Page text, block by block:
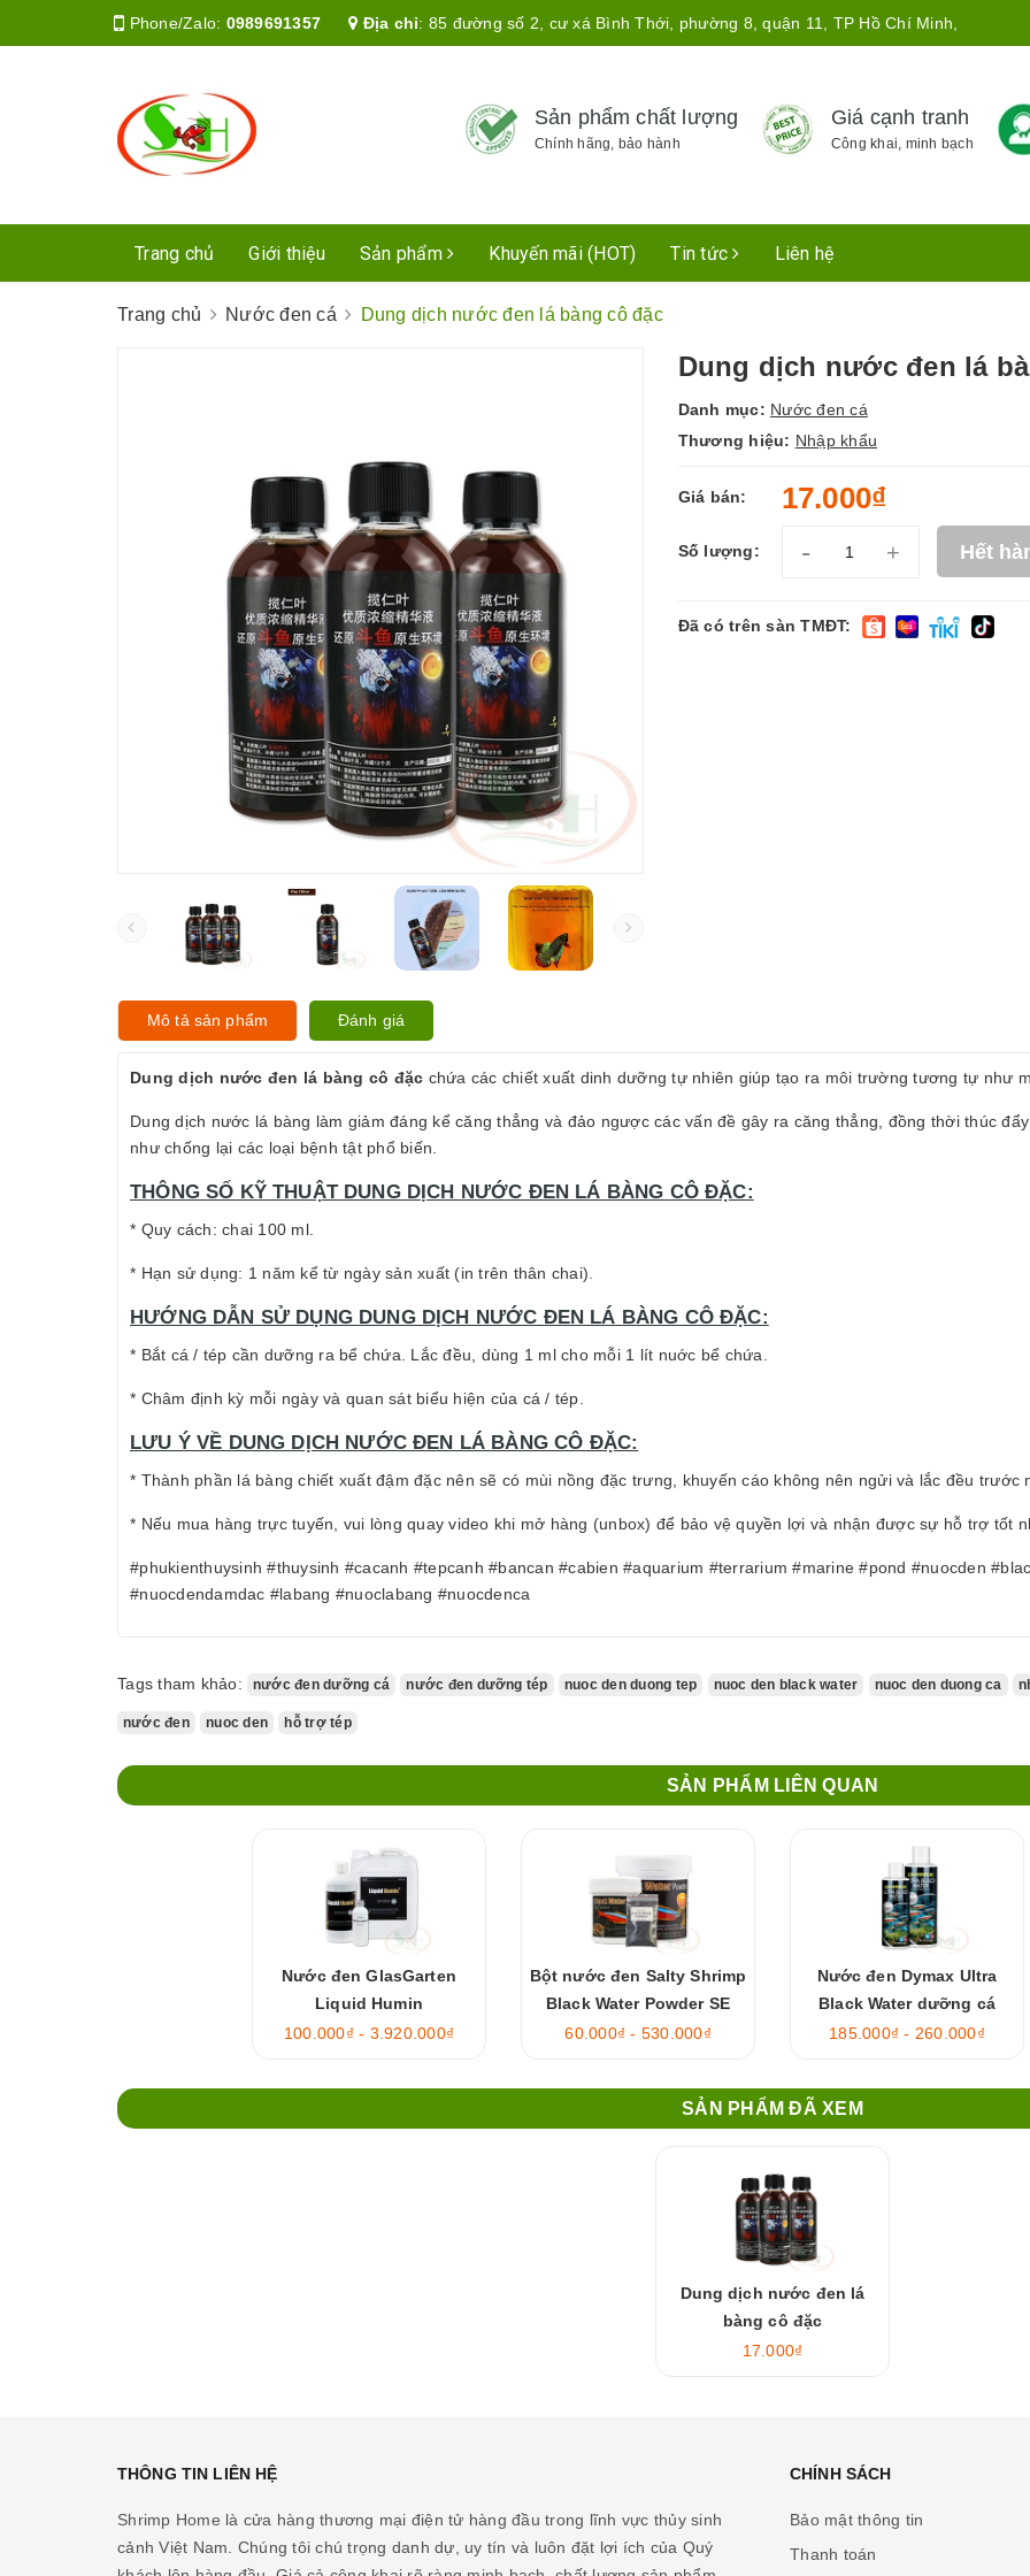
Phone/Zalo: 0989691357 Địa chỉ: 85 đường số 2, cư xá Bình Thới, phường 8, quận 11, TP Hồ Chí Minh,
Sản phẩm chất lượng
Chính hãng, bảo hành
Giá cạnh tranh
Công khai, minh bạch
Trang chủ Giới thiệu Sản phẩm Khuyến mãi (HOT) Tin tức Liên hệ
Trang chủ Nước đen cá Dung dịch nước đen lá bàng cô đặc
Dung dịch nước đen lá
Danh mục: Nước đen cá
Thương hiệu: Nhập khẩu
Giá bán: 17.000₫
Số lượng: - + Hết
Đã có trên sàn TMĐT:
Mô tả sản phẩm Đánh giá
Dung dịch nước đen lá bàng cô đặc chứa các chiết xuất dinh dưỡng tự nhiên giúp tạo ra môi trường tương tự như
Dung dịch nước lá bàng làm giảm đáng kể căng thẳng và đảo ngược các vấn đề gây ra căng thẳng, đồng thời thúc
như chống lại các loại bệnh tật phổ biến.
THÔNG SỐ KỸ THUẬT DUNG DỊCH NƯỚC ĐEN LÁ BÀNG CÔ ĐẶC:
* Quy cách: chai 100 ml.
* Hạn sử dụng: 1 năm kể từ ngày sản xuất (in trên thân chai).
HƯỚNG DẪN SỬ DỤNG DUNG DỊCH NƯỚC ĐEN LÁ BÀNG CÔ ĐẶC:
* Bắt cá / tép cần dưỡng ra bể chứa. Lắc đều, dùng 1 ml cho mỗi 1 lít nuớc bể chứa.
* Châm định kỳ mỗi ngày và quan sát biểu hiện của cá / tép.
LƯU Ý VỀ DUNG DỊCH NƯỚC ĐEN LÁ BÀNG CÔ ĐẶC:
* Thành phần lá bàng chiết xuất đậm đặc nên sẽ có mùi nồng đặc trưng, khuyến cáo không nên ngửi và lắc đều trước
* Nếu mua hàng trực tuyến, vui lòng quay video khi mở hàng (unbox) để bảo vệ quyền lợi và nhận được sự hỗ trợ tốt
#phukienthuysinh #thuysinh #cacanh #tepcanh #bancan #cabien #aquarium #terrarium #marine #pond #nuocden
#nuocdendamdac #labang #nuoclabang #nuocdenca
Tags tham khảo: nước đen dưỡng cá nước đen dưỡng tép nuoc den duong tep nuoc den black water nuoc den duong ca
nước đen nuoc den hỗ trợ tép
SẢN PHẨM LIÊN QUAN
Nước đen GlasGarten
Liquid Humin
100.000₫ - 3.920.000₫
Bột nước đen Salty Shrimp
Black Water Powder SE
Fulvic
60.000₫ - 530.000₫
Nước đen Dymax Ultra
Black Water dưỡng cá
185.000₫ - 260.000₫
SẢN PHẨM ĐÃ XEM
Dung dịch nước đen lá
bàng cô đặc
17.000₫
THÔNG TIN LIÊN HỆ
Shrimp Home là cửa hàng thương mại điện tử hàng đầu trong lĩnh vực thủy sinh
cảnh Việt Nam. Chúng tôi chú trọng danh dự, uy tín và luôn đặt lợi ích của Quý
CHÍNH SÁCH
Bảo mật thông tin
Thanh toán